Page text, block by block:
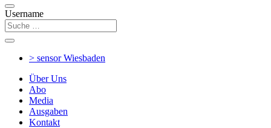
Username
> sensorWiesbaden
Über Uns
Abo
Media
Ausgaben
Kontakt